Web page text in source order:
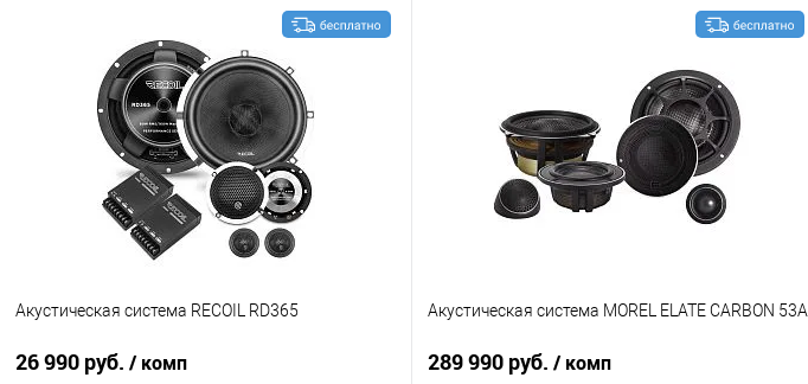
В корзину
Сравнение В избранное Сравнение В избранное
Акустическая система RECOIL RD365
26 990 руб. / комп
Акустическая система MOREL ELATE CARBON 53A
289 990 руб. / комп